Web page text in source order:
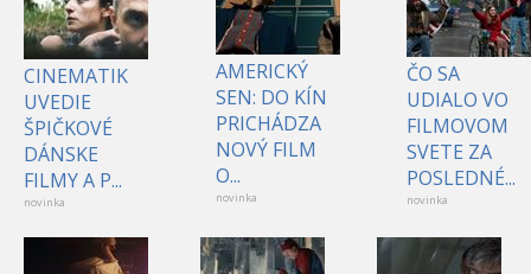
CINEMATIK
UVEDIE
ŠPIČKOVÉ
DÁNSKE
FILMY A P...
novinka
AMERICKÝ
SEN: DO KÍN
PRICHÁDZA
NOVÝ FILM
O...
novinka
ČO SA
UDIALO VO
FILMOVOM
SVETE ZA
POSLEDNÉ...
novinka